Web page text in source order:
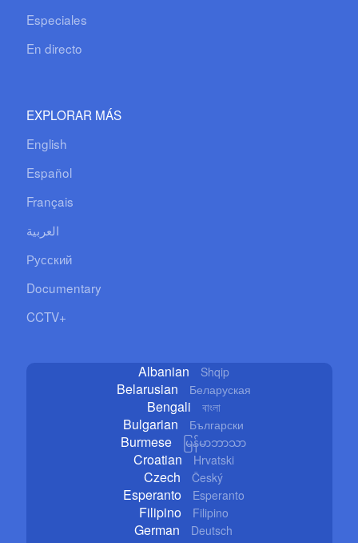
Especiales
En directo
EXPLORAR MÁS
English
Español
Français
العربية
Русский
Documentary
CCTV+
Albanian Shqip
Belarusian Беларуская
Bengali বাংলা
Bulgarian Български
Burmese မြန်မာဘာသာ
Croatian Hrvatski
Czech Český
Esperanto Esperanto
Filipino Filipino
German Deutsch